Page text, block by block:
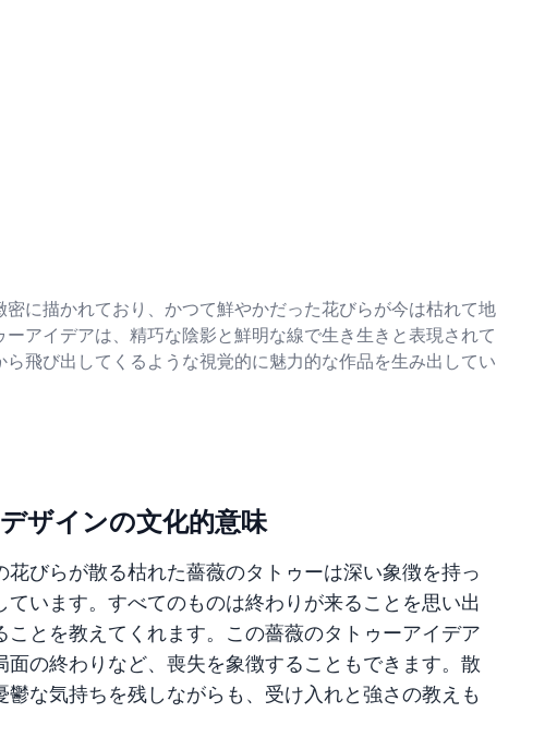
に描かれており、かつて鮮やかだった花びらが今は枯れて地
アイデアは、精巧な陰影と鮮明な線で生き生きと表現されて
飛び出してくるような視覚的に魅力的な作品を生み出してい
ザインの文化的意味
びらが散る枯れた薔薇のタトゥーは深い象徴を持っ
います。すべてのものは終わりが来ることを思い出
とを教えてくれます。この薔薇のタトゥーアイデア
の終わりなど、喪失を象徴することもできます。散
な気持ちを残しながらも、受け入れと強さの教えも